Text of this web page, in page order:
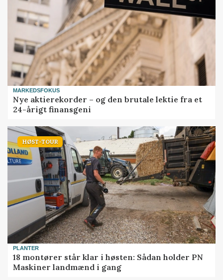
MARKEDSFOKUS
Nye aktierekorder – og den brutale lektie fra et
24-årigt finansgeni
HØST-TOUR
PLANTER
18 montører står klar i høsten: Sådan holder PN
Maskiner landmænd i gang